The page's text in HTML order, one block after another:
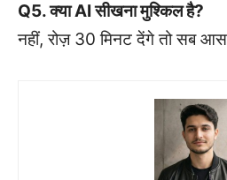
Q5. क्या AI सीखना मुश्किल है?
नहीं, रोज़ 30 मिनट देंगे तो सब